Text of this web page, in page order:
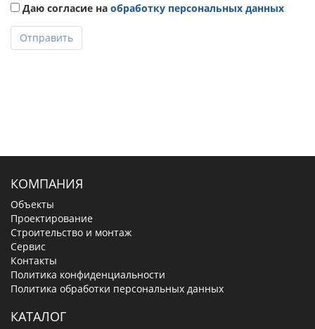
Даю согласие на обработку персональных данных
Отправить
КОМПАНИЯ
Объекты
Проектирование
Строительство и монтаж
Сервис
Контакты
Политика конфиденциальности
Политика обработки персональных данных
КАТАЛОГ